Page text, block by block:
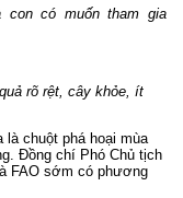
có muốn tham gia
rõ rệt, cây khỏe, ít
chuột phá hoại mùa
Đồng chí Phó Chủ tịch
FAO sớm có phương